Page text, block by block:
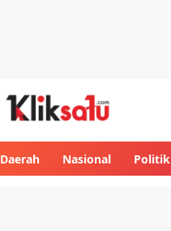
Daerah Nasional Politik